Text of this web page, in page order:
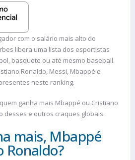
com o salário mais alto do
libera uma lista dos esportistas
basquete ou até mesmo baseball.
Ronaldo, Messi, Mbappé e
neste ranking.
ganha mais Mbappé ou Cristiano
desses e outros craques globais.
mais, Mbappé
Ronaldo?